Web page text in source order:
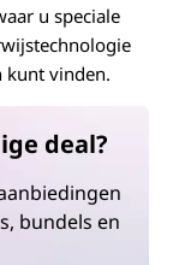
u speciale
kunt vinden.
deal?
bundels en